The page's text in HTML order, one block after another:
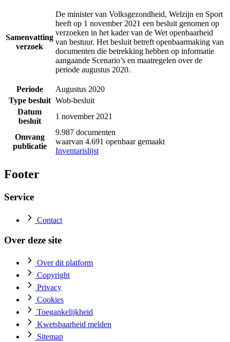
Samenvatting
verzoek
De minister van Volksgezondheid, Welzijn en Sport
heeft op 1 november 2021 een besluit genomen op
verzoeken in het kader van de Wet openbaarheid
van bestuur. Het besluit betreft openbaarmaking van
documenten die betrekking hebben op informatie
aangaande Scenario’s en maatregelen over de
periode augustus 2020.
Periode
Augustus 2020
Type besluit Wob-besluit
Datum
besluit
1 november 2021
Omvang
publicatie
9.987 documenten
waarvan 4.691 openbaar gemaakt
Inventarislijst
Footer
Service
Contact
Over deze site
Over dit platform
Copyright
Privacy
Cookies
Toegankelijkheid
Kwetsbaarheid melden
Sitemap